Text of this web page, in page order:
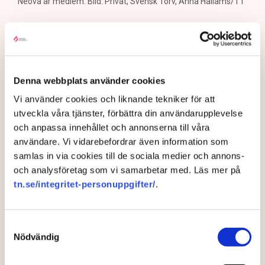
Denna webbplats använder cookies
Vi använder cookies och liknande tekniker för att
utveckla våra tjänster, förbättra din användarupplevelse
och anpassa innehållet och annonserna till våra
användare. Vi vidarebefordrar även information som
samlas in via cookies till de sociala medier och annons-
och analysföretag som vi samarbetar med. Läs mer på
tn.se/integritet-personuppgifter/.
Nödvändig
torvbrytningen i Grimsås – den här
maskiner, gräva igen diken och sprida
ogräsfrön. ”Aktivisterna sprang emot
oss”, säger Mats Henriksson,
tillståndsansvarig på Neova, till TN. Nu
varnar branschen för skador på
uppemot 100 miljoner kronor.
aktivistgruppen Återställ Våtmarker. Mats Henriksson,
tillståndsansvarig på Neova, som befinner sig på plats,
beskriver hur ett 40-tal personer spred ut sig över den